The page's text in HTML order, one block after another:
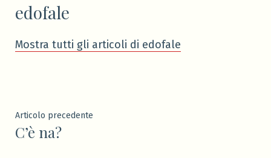
edofale
Mostra tutti gli articoli di edofale
Navigazione
articoli
Articolo precedente
C’è na?